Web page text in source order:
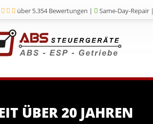
über 5.354 Bewertungen | Same-Day-Repair |
ÜBER 20 JAHREN